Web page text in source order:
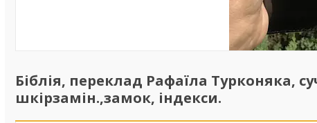
Біблія, переклад Рафаїла Турконяка,
шкірзамін.,замок, індекси.